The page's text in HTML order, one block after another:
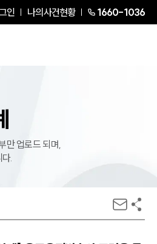
인 나의사건현황 1660-1036
만 업로드 되며,
.